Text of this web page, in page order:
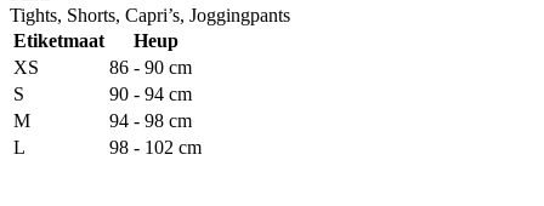
Tights, Shorts, Capri’s, Joggingpants
Etiketmaat
Heup
XS
86 - 90 cm
S
90 - 94 cm
M
94 - 98 cm
L
98 - 102 cm